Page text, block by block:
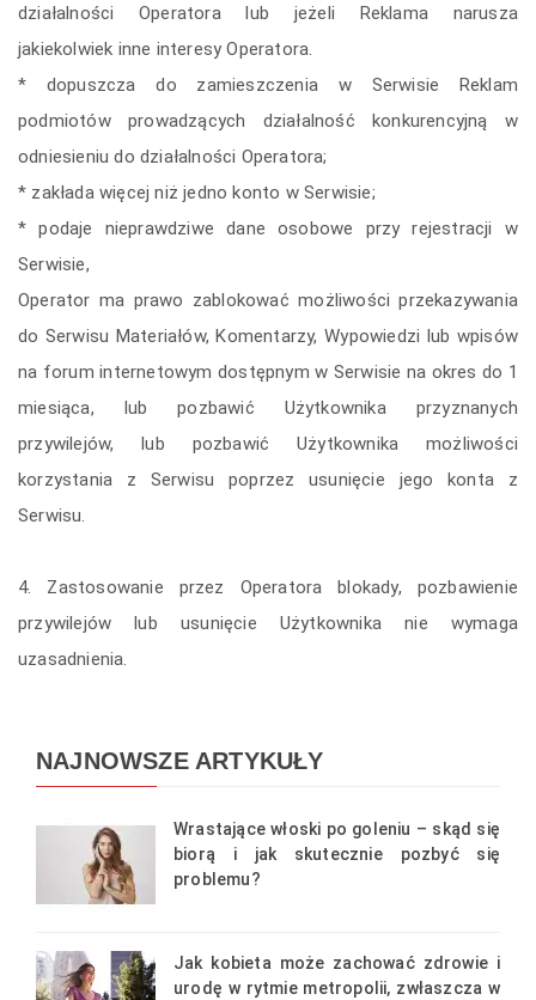
działalności Operatora lub jeżeli Reklama narusza
jakiekolwiek inne interesy Operatora.
* dopuszcza do zamieszczenia w Serwisie Reklam
podmiotów prowadzących działalność konkurencyjną w
odniesieniu do działalności Operatora;
* zakłada więcej niż jedno konto w Serwisie;
* podaje nieprawdziwe dane osobowe przy rejestracji w
Serwisie,
Operator ma prawo zablokować możliwości przekazywania
do Serwisu Materiałów, Komentarzy, Wypowiedzi lub wpisów
na forum internetowym dostępnym w Serwisie na okres do 1
miesiąca, lub pozbawić Użytkownika przyznanych
przywilejów, lub pozbawić Użytkownika możliwości
korzystania z Serwisu poprzez usunięcie jego konta z
Serwisu.
4. Zastosowanie przez Operatora blokady, pozbawienie
przywilejów lub usunięcie Użytkownika nie wymaga
uzasadnienia.
NAJNOWSZE ARTYKUŁY
Wrastające włoski po goleniu – skąd się
biorą i jak skutecznie pozbyć się
problemu?
Jak kobieta może zachować zdrowie i
urodę w rytmie metropolii, zwłaszcza w